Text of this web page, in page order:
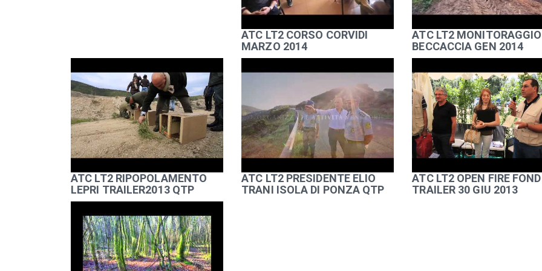
ATC LT2 CORSO CORVIDI
MARZO 2014
ATC LT2 MONITORAGGIO
BECCACCIA GEN 2014
ATC LT2 RIPOPOLAMENTO
LEPRI TRAILER2013 QTP
ATC LT2 PRESIDENTE ELIO
TRANI ISOLA DI PONZA QTP
ATC LT2 OPEN FIRE
TRAILER 30 GIU 2013